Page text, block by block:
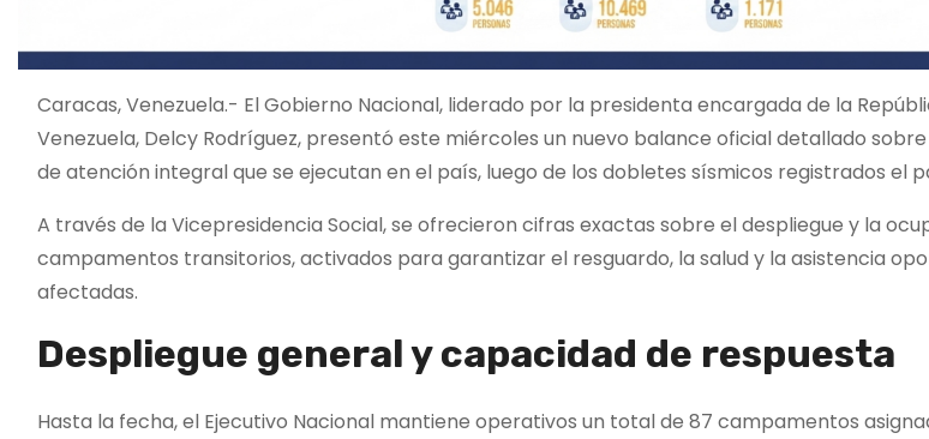
Caracas, Venezuela.- El Gobierno Nacional, liderado por la presidenta encargada de la
Venezuela, Delcy Rodríguez, presentó este miércoles un nuevo balance oficial detallado
de atención integral que se ejecutan en el país, luego de los dobletes sísmicos registrados el
A través de la Vicepresidencia Social, se ofrecieron cifras exactas sobre el despliegue y la
campamentos transitorios, activados para garantizar el resguardo, la salud y la asistencia
afectadas.
Despliegue general y capacidad de respuesta
Hasta la fecha, el Ejecutivo Nacional mantiene operativos un total de 87 campamentos